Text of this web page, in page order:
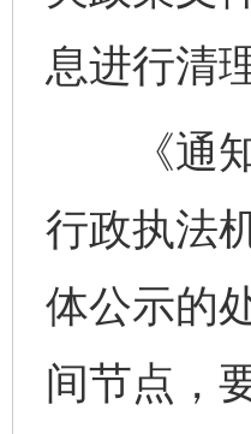
息进行清
《通知
行政执法
体公示的
间节点，